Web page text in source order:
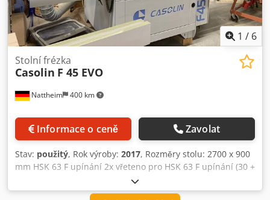
1 / 6
Nattheim 400 km
Stolní frézka
Casolin F 45 EVO
Informace o ceně Zavolat
Stav: použitý, Rok výroby: 2017, Rozměry stolu: 2700 x 900
mm HSK 63 F upínání 2x vřeteno pro HSK 63 F upínání (30 +
40 mm) Sklon vřetena: -45° až +45° Užitná délka vřetena:
180 mm Pravý/levý chod 4-válcový posuv s motorickým